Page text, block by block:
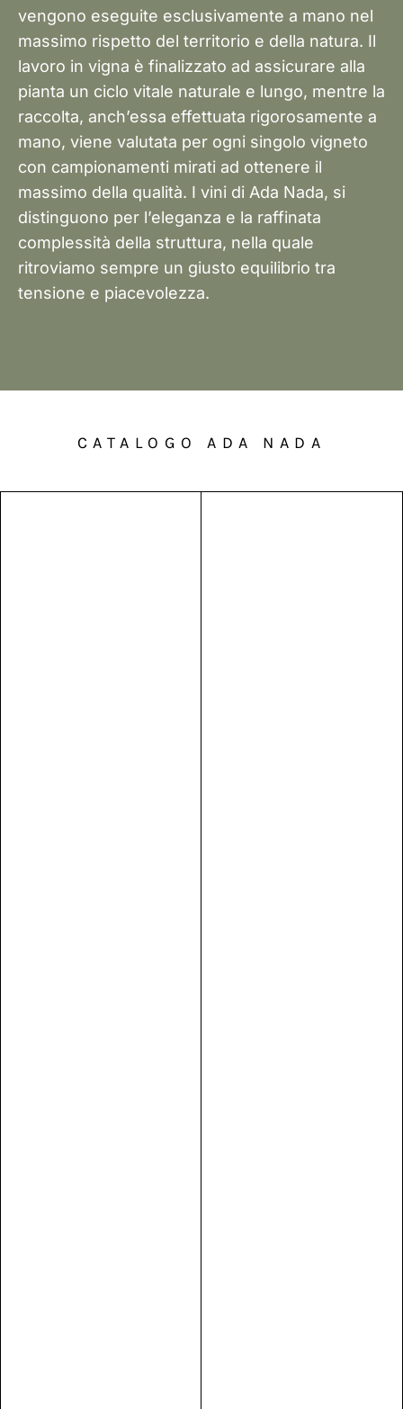
vengono eseguite esclusivamente a mano nel
massimo rispetto del territorio e della natura. Il
lavoro in vigna è finalizzato ad assicurare alla
pianta un ciclo vitale naturale e lungo, mentre la
raccolta, anch’essa effettuata rigorosamente a
mano, viene valutata per ogni singolo vigneto
con campionamenti mirati ad ottenere il
massimo della qualità. I vini di Ada Nada, si
distinguono per l’eleganza e la raffinata
complessità della struttura, nella quale
ritroviamo sempre un giusto equilibrio tra
tensione e piacevolezza.
CATALOGO ADA NADA